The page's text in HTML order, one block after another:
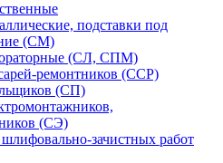
подставки под
(СМ)
(СЛ, СПМ)
ремонтников (ССР)
(СП)
(СЭ)
зачистных работ